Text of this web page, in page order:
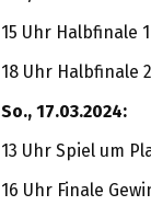
15 Uhr Halbfinale
18 Uhr Halbfinale
So., 17.03.2024:
13 Uhr Spiel um
16 Uhr Finale